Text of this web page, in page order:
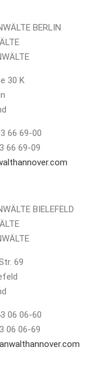
BERLIN
30 K
66 69-00
66 69-09
BIELEFELD
69
06 06-60
06 06-69